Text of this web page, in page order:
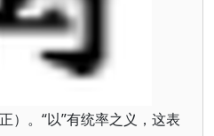
）。“以”有统率之义，这表